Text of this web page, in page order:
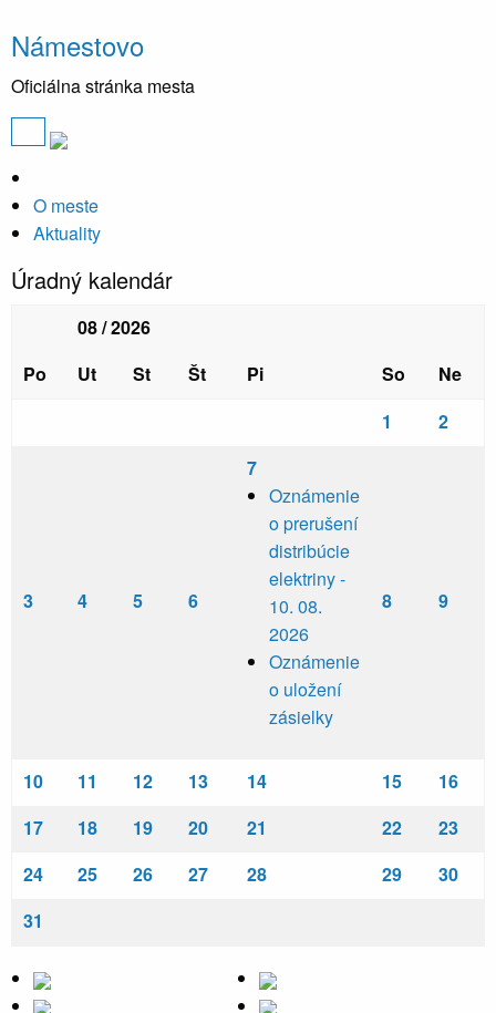
Námestovo
Oficiálna stránka mesta
O meste
Aktuality
Úradný kalendár
08 / 2026
Po
Ut St Št Pi So
Ne
1
2
3 4 5 6
7
Oznámenie
o prerušení
distribúcie
elektriny -
10. 08.
2026
Oznámenie
o uložení
zásielky
8 9
10 11 12 13 14 15
16
17
18 19 20 21 22
23
24
25 26 27 28 29
30
31